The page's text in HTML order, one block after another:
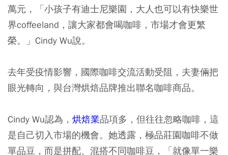
萬元，「小孩子有迪士尼樂園，大人也可以有快樂世
界coffeeland，讓大家都會喝咖啡，市場才會更繁
榮。」Cindy Wu說。
去年受疫情影響，國際咖啡交流活動受阻，夫妻倆把
眼光轉向，與台灣烘焙品牌推出聯名咖啡商品。
Cindy Wu認為， 烘焙業品項多，但往往忽略咖啡，這
是自己切入市場的機會。她透露，極品莊園咖啡不做
單品豆，而是拼配、混搭不同咖啡豆，「就像單一樂